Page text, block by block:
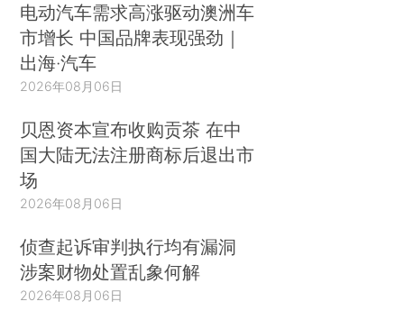
电动汽车需求高涨驱动澳洲车
市增长 中国品牌表现强劲｜
出海·汽车
2026年08月06日
贝恩资本宣布收购贡茶 在中
国大陆无法注册商标后退出市
场
2026年08月06日
侦查起诉审判执行均有漏洞
涉案财物处置乱象何解
2026年08月06日